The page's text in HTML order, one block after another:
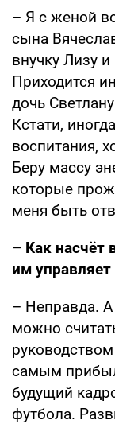
– Я с женой
сына
внучку Лизу
Приходится
дочь
Кстати,
воспитания,
Беру массу
которые
меня быть
– Как насчёт
им
– Неправда. А
можно
самым
будущий
футбола.